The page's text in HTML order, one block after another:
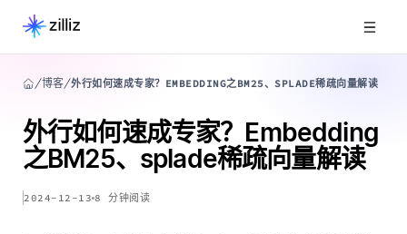
博客 外行如何速成专家？EMBEDDING之BM25、SPLADE稀疏向量解读
外行如何速成专家？Embedding
之BM25、splade稀疏向量解读
2024-12-13 8 分钟阅读